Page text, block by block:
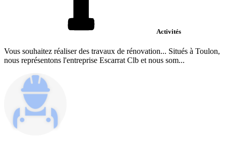
Activités
Vous souhaitez réaliser des travaux de rénovation... Situés à Toulon,
nous représentons l'entreprise Escarrat Clb et nous som...